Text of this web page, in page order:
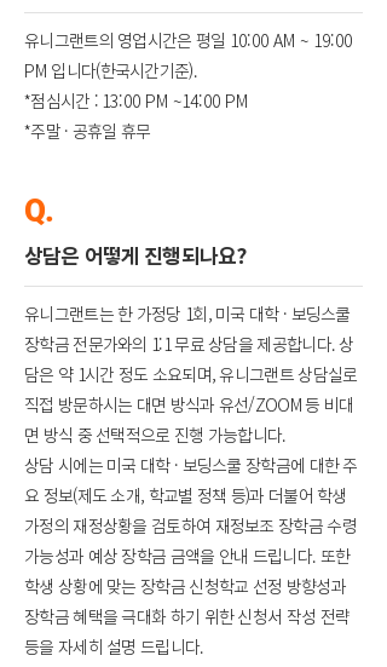
유니그랜트의 영업시간은 평일 10:00 AM ~ 19:00
PM 입니다(한국시간기준).
*점심시간 : 13:00 PM ~14:00 PM
*주말 · 공휴일 휴무
Q.
상담은 어떻게 진행되나요?
유니그랜트는 한 가정당 1회, 미국 대학 · 보딩스쿨
장학금 전문가와의 1:1 무료 상담을 제공합니다. 상
담은 약 1시간 정도 소요되며, 유니그랜트 상담실로
직접 방문하시는 대면 방식과 유선/ZOOM 등 비대
면 방식 중 선택적으로 진행 가능합니다.
상담 시에는 미국 대학 · 보딩스쿨 장학금에 대한 주
요 정보(제도 소개, 학교별 정책 등)과 더불어 학생
가정의 재정상황을 검토하여 재정보조 장학금 수령
가능성과 예상 장학금 금액을 안내 드립니다. 또한
학생 상황에 맞는 장학금 신청학교 선정 방향성과
장학금 혜택을 극대화 하기 위한 신청서 작성 전략
등을 자세히 설명 드립니다.